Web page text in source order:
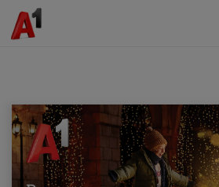
МК EN SQ